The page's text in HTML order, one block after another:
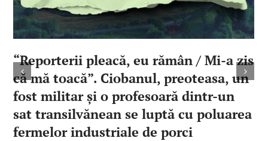
“Reporterii pleacă, eu rămân / Mi-a zis
că mă toacă”. Ciobanul, preoteasa, un
fost militar şi o profesoară dintr-un
sat transilvănean se luptă cu poluarea
fermelor industriale de porci